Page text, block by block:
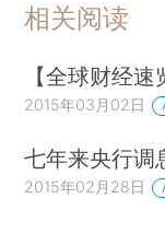
相关阅读
【全球财经
2015年03月02日
七年来央行调
2015年02月28日